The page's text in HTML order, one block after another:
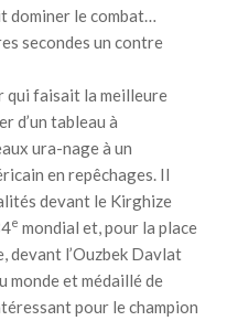
dominer le combat…
secondes un contre
qui faisait la meilleure
d’un tableau à
ura-nage à un
en repêchages. Il
devant le Kirghize
e mondial et, pour la place
devant l’Ouzbek Davlat
monde et médaillé de
pour le champion